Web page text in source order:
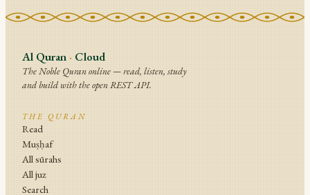
Al Quran · Cloud
The Noble Quran online — read, listen, study
and build with the open REST API.
THE QURAN
Read
Muṣḥaf
All sūrahs
All juz
Search